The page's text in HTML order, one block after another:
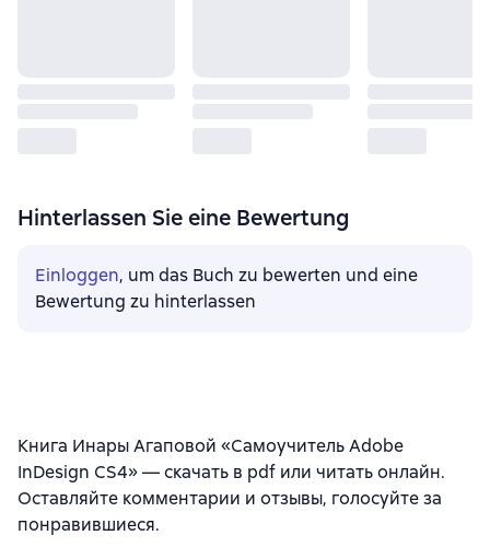
Hinterlassen Sie eine Bewertung
Einloggen, um das Buch zu bewerten und eine
Bewertung zu hinterlassen
Книга Инары Агаповой «Самоучитель Adobe
InDesign CS4» — скачать в pdf или читать онлайн.
Оставляйте комментарии и отзывы, голосуйте за
понравившиеся.